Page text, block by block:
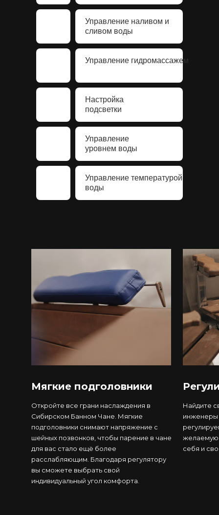
Управление температурой
воды
Управление
уровнем воды
Настройка
подсветки
Управление гидромассажем
Управление наливом и
сливом воды
Мягкие подголовники
Откройте все грани наслаждения в
Сибирском Банном Чане. Мягкие
подголовники снимают напряжение с
шейных позвонков, чтобы парение в чане
для вас стало ещё более
расслабляющим. Благодаря регулятору
вы сможете выбрать свой
индивидуальный угол комфорта.
Найдите
инженеры
желаемую
себя и